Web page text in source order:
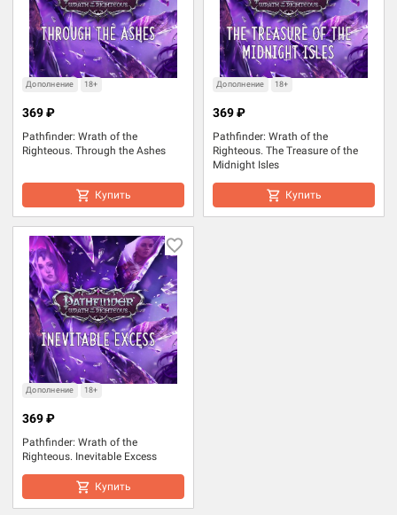
Дополнение 18+
Pathfinder: Wrath of the
Righteous. Through the Ashes
369 ₽
Купить
Дополнение 18+
Pathfinder: Wrath of the
Righteous. The Treasure of the
Midnight Isles
369 ₽
Купить
Дополнение 18+
Pathfinder: Wrath of the
Righteous. Inevitable Excess
369 ₽
Купить